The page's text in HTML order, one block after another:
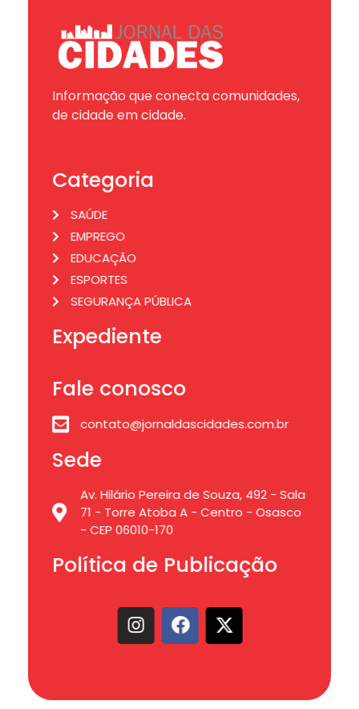
Informação que conecta comunidades,
de cidade em cidade.
Categoria
SAÚDE
EMPREGO
EDUCAÇÃO
ESPORTES
SEGURANÇA PÚBLICA
Expediente
Fale conosco
contato@jornaldascidades.com.br
Sede
Av. Hilário Pereira de Souza, 492 - Sala
71 - Torre Atoba A - Centro - Osasco
- CEP 06010-170
Política de Publicação